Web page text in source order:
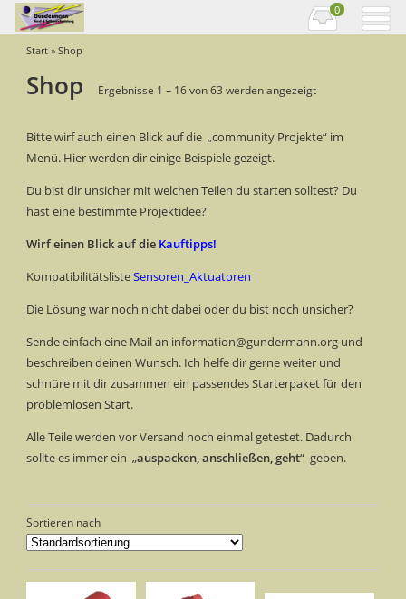
0
Start » Shop
Shop Ergebnisse 1 – 16 von 63 werden angezeigt
Bitte wirf auch einen Blick auf die „community Projekte“ im
Menü. Hier werden dir einige Beispiele gezeigt.
Du bist dir unsicher mit welchen Teilen du starten solltest? Du
hast eine bestimmte Projektidee?
Wirf einen Blick auf die Kauftipps!
KompatibilitätslisteSensoren_Aktuatoren
Die Lösung war noch nicht dabei oder du bist noch unsicher?
Sende einfach eine Mail an information@gundermann.org und
beschreiben deinen Wunsch. Ich helfe dir gerne weiter und
schnüre mit dir zusammen ein passendes Starterpaket für den
problemlosen Start.
Alle Teile werden vor Versand noch einmal getestet. Dadurch
sollte es immer ein „auspacken, anschließen, geht“ geben.
Sortieren nach